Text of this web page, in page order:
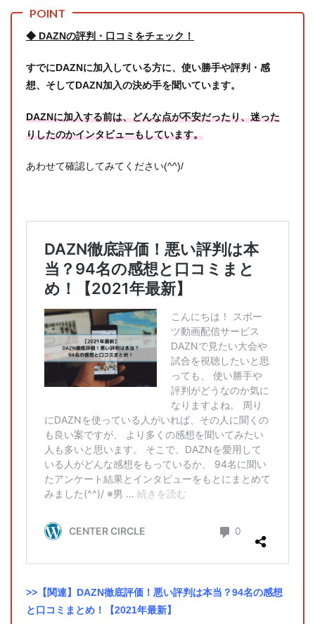
◆ DAZNの評判・口コミをチェック！
すでにDAZNに加入している方に、使い勝手や評判・感
想、そしてDAZN加入の決め手を聞いています。
DAZNに加入する前は、どんな点が不安だったり、迷った
りしたのかインタビューもしています。
あわせて確認してみてください(^^)/
>>【関連】DAZN徹底評価！悪い評判は本当？94名の感想
と口コミまとめ！【2021年最新】